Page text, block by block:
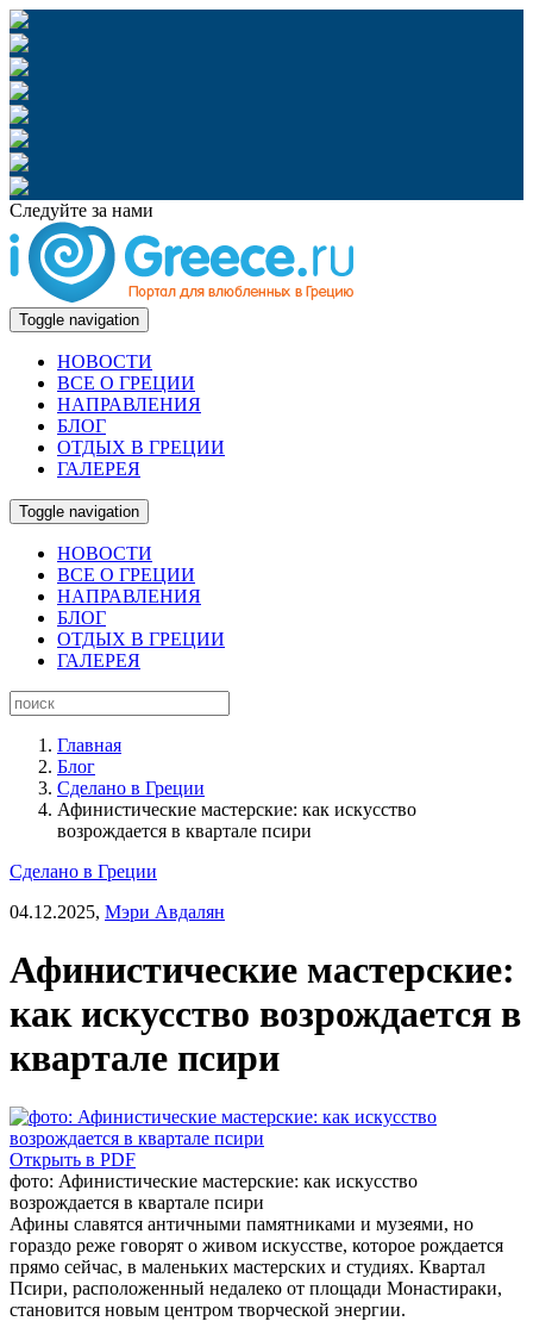
Следуйте за нами
Toggle navigation
НОВОСТИ
ВСЕ О ГРЕЦИИ
НАПРАВЛЕНИЯ
БЛОГ
ОТДЫХ В ГРЕЦИИ
ГАЛЕРЕЯ
Toggle navigation
НОВОСТИ
ВСЕ О ГРЕЦИИ
НАПРАВЛЕНИЯ
БЛОГ
ОТДЫХ В ГРЕЦИИ
ГАЛЕРЕЯ
Главная
Блог
Сделано в Греции
Афинистические мастерские: как искусство
возрождается в квартале псири
Сделано в Греции
04.12.2025, Мэри Авдалян
Афинистические мастерские:
как искусство возрождается в
квартале псири
Открыть в PDF
фото: Афинистические мастерские: как искусство
возрождается в квартале псири
Афины славятся античными памятниками и музеями, но
гораздо реже говорят о живом искусстве, которое рождается
прямо сейчас, в маленьких мастерских и студиях. Квартал
Псири, расположенный недалеко от площади Монастираки,
становится новым центром творческой энергии.